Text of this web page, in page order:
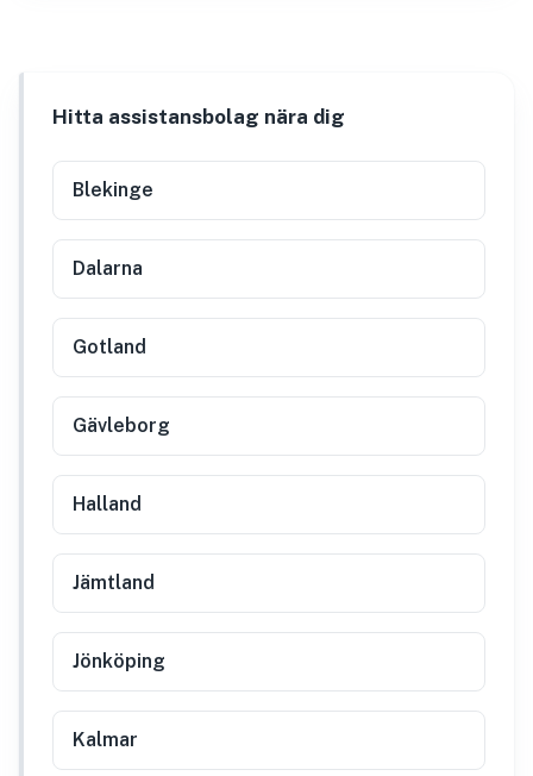
Hitta assistansbolag nära dig
Blekinge
Dalarna
Gotland
Gävleborg
Halland
Jämtland
Jönköping
Kalmar